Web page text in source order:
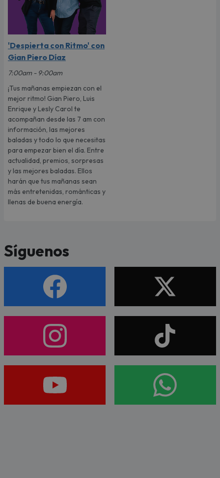
'Despierta con Ritmo' con
Gian Piero Díaz
7:00am - 9:00am
¡Tus mañanas empiezan con el
mejor ritmo! Gian Piero, Luis
Enrique y Lesly Carol te
acompañan desde las 7 am con
información, las mejores
baladas y todo lo que necesitas
para empezar bien el día. Entre
actualidad, premios, sorpresas
y las mejores baladas. Ellos
harán que tus mañanas sean
más entretenidas, románticas y
llenas de buena energía.
Síguenos